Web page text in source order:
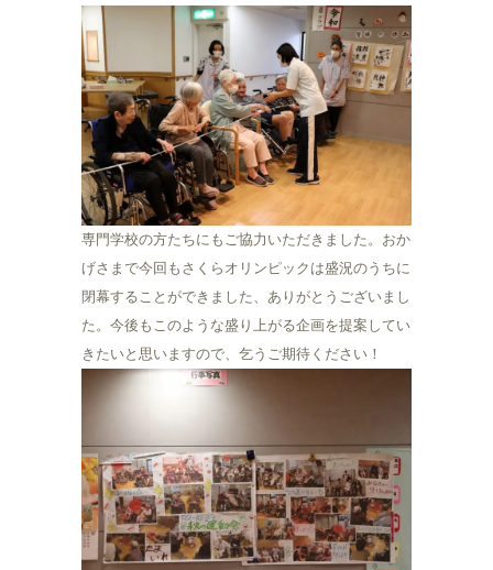
専門学校の方たちにもご協力いただきました。おか
げさまで今回もさくらオリンピックは盛況のうちに
閉幕することができました、ありがとうございまし
た。今後もこのような盛り上がる企画を提案してい
きたいと思いますので、乞うご期待ください！